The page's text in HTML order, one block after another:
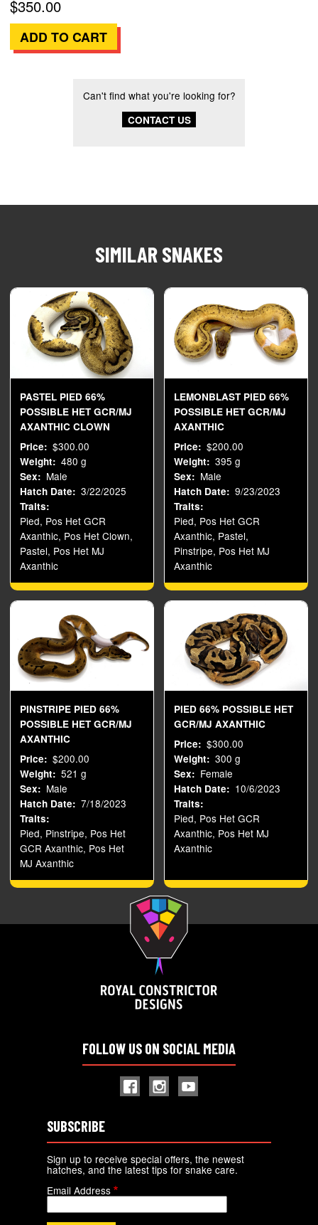
$350.00
Can't find what you're looking for?
CONTACT US
SIMILAR SNAKES
PASTEL PIED 66%
POSSIBLE HET GCR/MJ
AXANTHIC CLOWN
Price
$300.00
Weight 480 g
Sex Male
Hatch Date 3/22/2025
Traits
Pied, Pos Het GCR
Axanthic, Pos Het Clown,
Pastel, Pos Het MJ
Axanthic
LEMONBLAST PIED 66%
POSSIBLE HET GCR/MJ
AXANTHIC
Price
$200.00
Weight 395 g
Sex Male
Hatch Date 9/23/2023
Traits
Pied, Pos Het GCR
Axanthic, Pastel,
Pinstripe, Pos Het MJ
Axanthic
PINSTRIPE PIED 66%
POSSIBLE HET GCR/MJ
AXANTHIC
Price
$200.00
Weight 521 g
Sex Male
Hatch Date 7/18/2023
Traits
Pied, Pinstripe, Pos Het
GCR Axanthic, Pos Het
MJ Axanthic
PIED 66% POSSIBLE HET
GCR/MJ AXANTHIC
Price
$300.00
Weight 300 g
Sex Female
Hatch Date 10/6/2023
Traits
Pied, Pos Het GCR
Axanthic, Pos Het MJ
Axanthic
FOLLOW US ON SOCIAL MEDIA
SUBSCRIBE
Sign up to receive special offers, the newest
hatches, and the latest tips for snake care.
Email Address